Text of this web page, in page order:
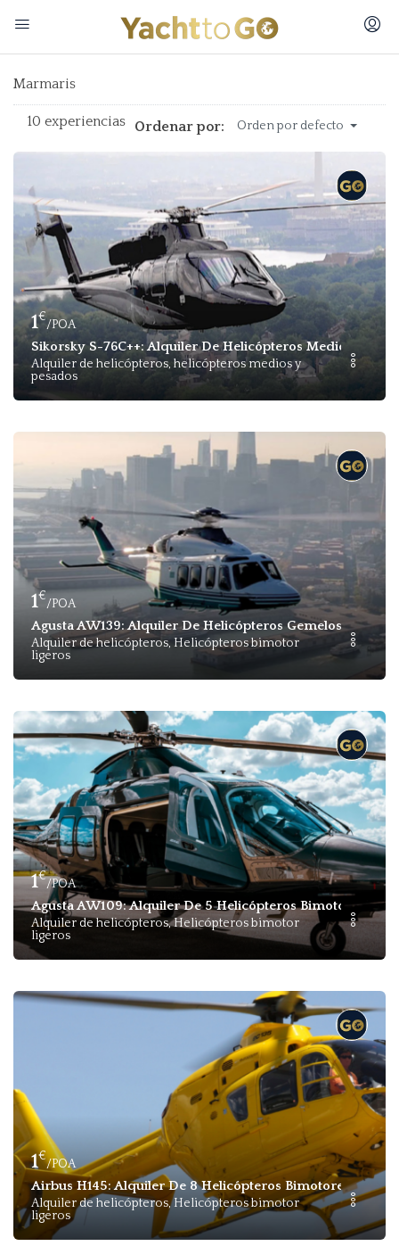
Marmaris
10 experiencias Ordenar por: Orden por defecto
1€
/POA
Sikorsky S-76C++: Alquiler De Helicópteros Medios 8 VIP
Alquiler de helicópteros, helicópteros medios y
pesados
1€
/POA
Agusta AW139: Alquiler De Helicópteros Gemelos
Alquiler de helicópteros, Helicópteros bimotor
ligeros
1€
/POA
Agusta AW109: Alquiler De 5 Helicópteros Bimotores
Alquiler de helicópteros, Helicópteros bimotor
ligeros
1€
/POA
Airbus H145: Alquiler De 8 Helicópteros Bimotores VIP
Alquiler de helicópteros, Helicópteros bimotor
ligeros